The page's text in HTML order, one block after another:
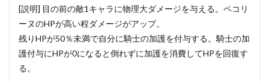
[説明] 目の前の敵1キャラに物理大ダメージを与える。ペコリ
ーヌのHPが高い程ダメージがアップ。
残りHPが50％未満で自分に騎士の加護を付与する。騎士の加
護付与にHPが0になると倒れずに加護を消費してHPを回復す
る。